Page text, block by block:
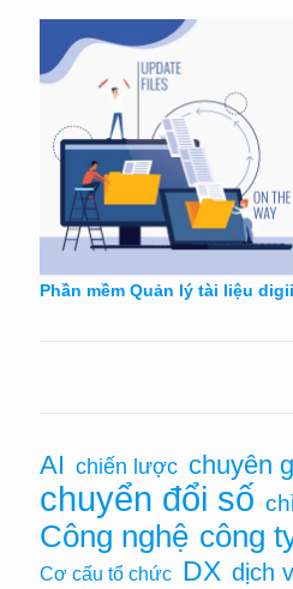
Phần mềm Quản lý tài liệu
AI chiến lược chuyên
chuyển đổi số
Công nghệ công
Cơ cấu tổ chức DX dịch